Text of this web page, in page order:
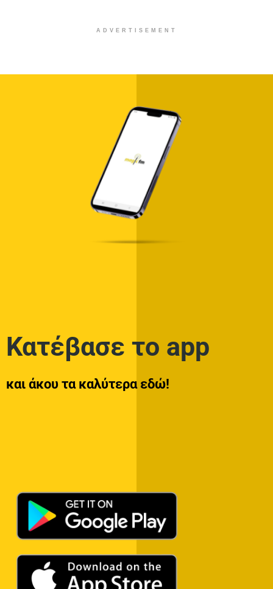
ADVERTISEMENT
Κατέβασε το app
και άκου τα καλύτερα εδώ!